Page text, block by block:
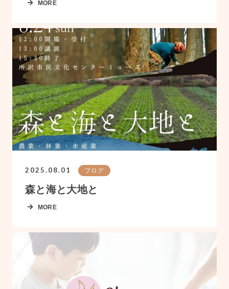
MORE
2025.08.01 ブログ
森と海と大地と
MORE